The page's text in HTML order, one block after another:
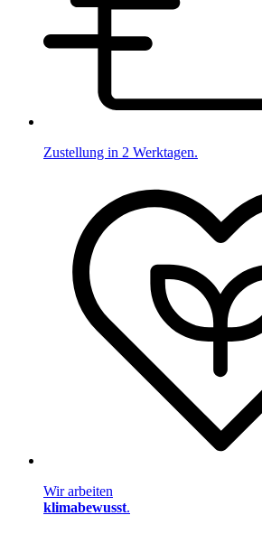
Zustellung in 2 Werktagen.
Wir arbeiten
klimabewusst.